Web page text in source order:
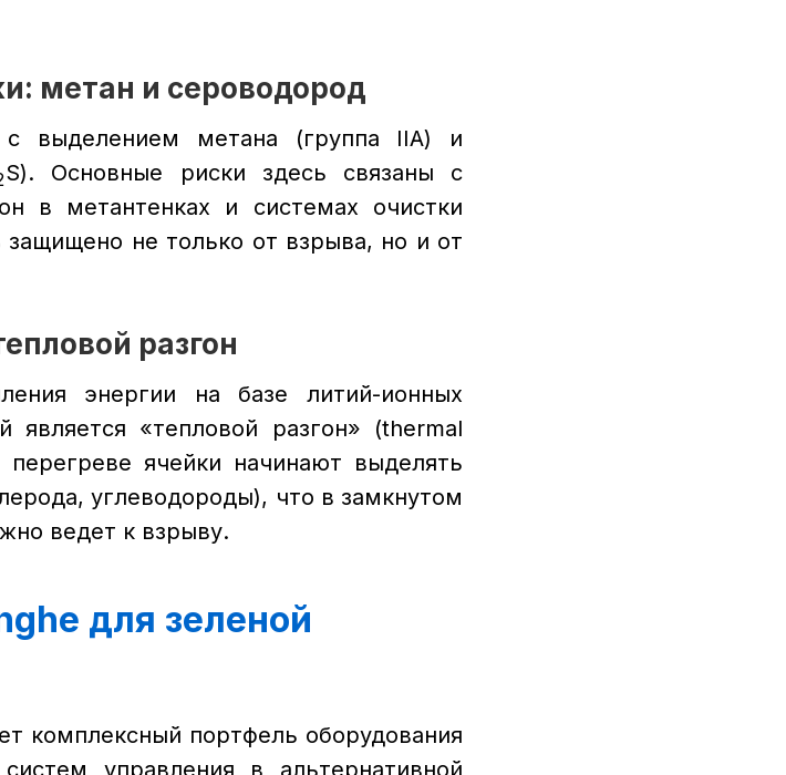
метан и сероводород
с выделением метана (группа IIA) и
S). Основные риски здесь связаны с
в метантенках и системах очистки
не только от взрыва, но и от
разгон
энергии на базе литий-ионных
является «тепловой разгон» (thermal
ячейки начинают выделять
углеводороды), что в замкнутом
ведет к взрыву.
для зеленой
комплексный портфель оборудования
управления в альтернативной